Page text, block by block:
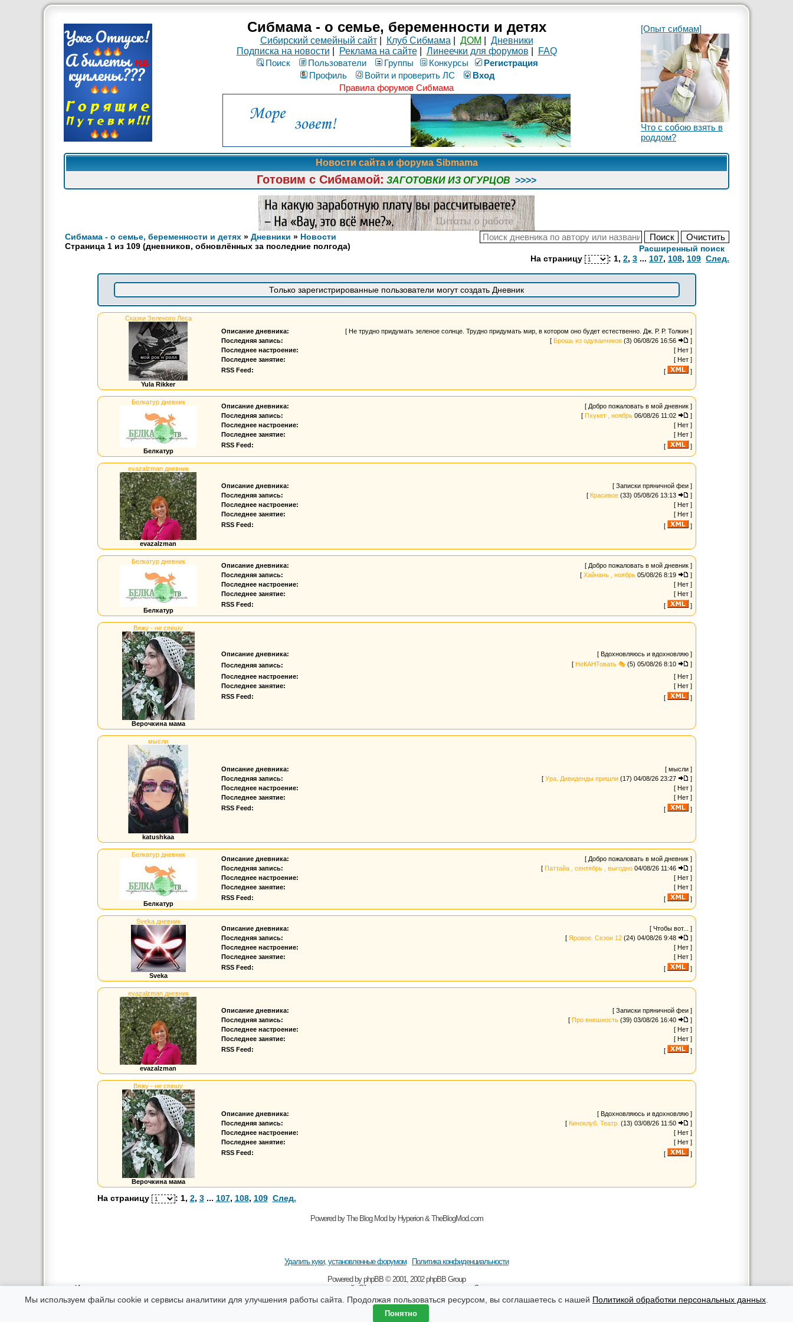
Сибмама - о семье, беременности и детях
Сибирский семейный сайт| Клуб Сибмама ДОМ
Дневники
Подписка на новости
Реклама на сайте| Линеечки для форумов
FAQ
Поиск
Пользователи Группы Конкурсы
Рeгиcтpaция
Профиль
Войти и проверить ЛС
Вход
Правила форумов Сибмама
[Опыт сибмам]
Что с собою взять в
роддом?
Новости сайта и форума Sibmama
Готовим с Сибмамой: ЗАГОТОВКИ ИЗ ОГУРЦОВ >>>>
Сибмама - о семье, беременности и детях » Дневники » Новости
Страница 1 из 109 (дневников, обновлённых за последние полгода)
Расширенный поиск
На страницу
: 1, 2, 3 ... 107, 108, 109 След.
Только зарегистрированные пользователи могут создать Дневник
Сказки Зеленого Леса
Yula Rikker
Описание дневника:
[ Не трудно придумать зеленое солнце. Трудно придумать мир, в котором оно будет естественно. Дж. Р. Р. Толкин ]
Последняя запись:
[ Брошь из одуванчиков (3) 06/08/26 16:56
]
Последнее настроение:
[ Нет ]
Последнее занятие:
[ Нет ]
RSS Feed:
[ ]
Белкатур дневник
Белкатур
Описание дневника:
[ Добро пожаловать в мой дневник ]
Последняя запись:
[ Пхукет , ноябрь06/08/26 11:02
]
Последнее настроение:
[ Нет ]
Последнее занятие:
[ Нет ]
RSS Feed:
[ ]
evazalzman дневник
evazalzman
Описание дневника:
[ Записки пряничной феи ]
Последняя запись:
[ Красивое (33) 05/08/26 13:13
]
Последнее настроение:
[ Нет ]
Последнее занятие:
[ Нет ]
RSS Feed:
[ ]
Белкатур дневник
Белкатур
Описание дневника:
[ Добро пожаловать в мой дневник ]
Последняя запись:
[ Хайнань , ноябрь05/08/26 8:19
]
Последнее настроение:
[ Нет ]
Последнее занятие:
[ Нет ]
RSS Feed:
[ ]
Вяжу - не спешу
Верочкина мама
Описание дневника:
[ Вдохновляюсь и вдохновляю ]
Последняя запись:
[ НеКАНТовать 🎭 (5) 05/08/26 8:10
]
Последнее настроение:
[ Нет ]
Последнее занятие:
[ Нет ]
RSS Feed:
[ ]
мысли
katushkaa
Описание дневника:
[ мысли ]
Последняя запись:
[ Ура. Дивиденды пришли (17) 04/08/26 23:27
]
Последнее настроение:
[ Нет ]
Последнее занятие:
[ Нет ]
RSS Feed:
[ ]
Белкатур дневник
Белкатур
Описание дневника:
[ Добро пожаловать в мой дневник ]
Последняя запись:
[ Паттайа , сентябрь , выгодно04/08/26 11:46
]
Последнее настроение:
[ Нет ]
Последнее занятие:
[ Нет ]
RSS Feed:
[ ]
Sveka дневник
Sveka
Описание дневника:
[ Чтобы вот... ]
Последняя запись:
[ Яровое. Сезон 12 (24) 04/08/26 9:48
]
Последнее настроение:
[ Нет ]
Последнее занятие:
[ Нет ]
RSS Feed:
[ ]
evazalzman дневник
evazalzman
Описание дневника:
[ Записки пряничной феи ]
Последняя запись:
[ Про внешность (39) 03/08/26 16:40
]
Последнее настроение:
[ Нет ]
Последнее занятие:
[ Нет ]
RSS Feed:
[ ]
Вяжу - не спешу
Верочкина мама
Описание дневника:
[ Вдохновляюсь и вдохновляю ]
Последняя запись:
[ Киноклуб. Театр. (13) 03/08/26 11:50
]
Последнее настроение:
[ Нет ]
Последнее занятие:
[ Нет ]
RSS Feed:
[ ]
На страницу : 1, 2, 3... 107, 108, 109 След.
Powered by The Blog Mod by Hyperion & TheBlogMod.com
Удалить куки, установленные форумом
Политика конфиденциальности
Powered byрhрВВ © 2001, 2002 рhрВВ Grоuр
Использование материалов возможно только в интернете при наличии гиперссылки на сайт Sibmama.ru и с указанием авторства. За содержание рекламных материалов ответственность несут рекламодатели.
Администрация не несет ответственности за сообщения, оставляемые посетителями сайта. Помните, что по вопросам, касающимся здоровья, необходимо консультироваться с врачом.
Мы используем файлы cookie и сервисы аналитики для улучшения работы сайта. Продолжая пользоваться ресурсом, вы соглашаетесь с нашей Политикой обработки персональных данных
Понятно